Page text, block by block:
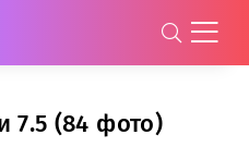
7.5 (84 фото)